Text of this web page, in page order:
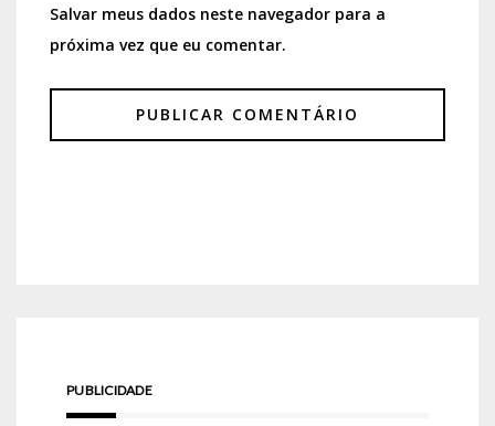
Salvar meus dados neste navegador para a
próxima vez que eu comentar.
PUBLICIDADE